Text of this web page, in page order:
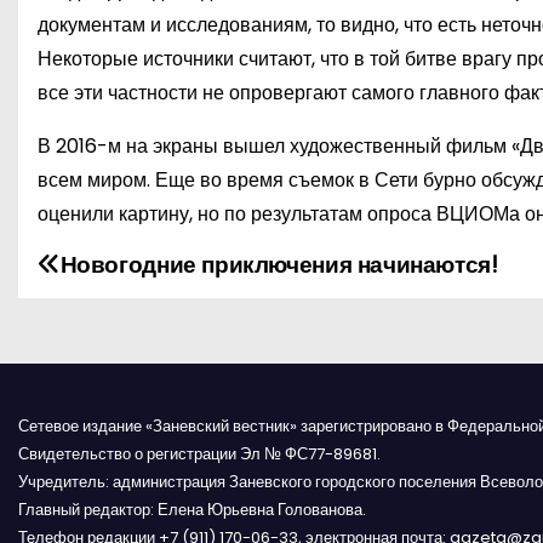
документам и исследованиям, то видно, что есть
Некоторые источники считают, что в той битве врагу
все эти частности не опровергают самого главного
В 2016-м на экраны вышел художественный фильм
всем миром. Еще во время съемок в Сети бурно
оценили картину, но по результатам опроса ВЦИОМа
Н
в
и
г
а
Новогодние приключения начинаются!
Сетевое издание «Заневский вестник» зарегистрировано в
Свидетельство о регистрации Эл № ФС77-89681.
Учредитель: администрация Заневского городского поселения
Главный редактор: Елена Юрьевна Голованова.
Телефон редакции +7 (911) 170-06-33, электронная почта: